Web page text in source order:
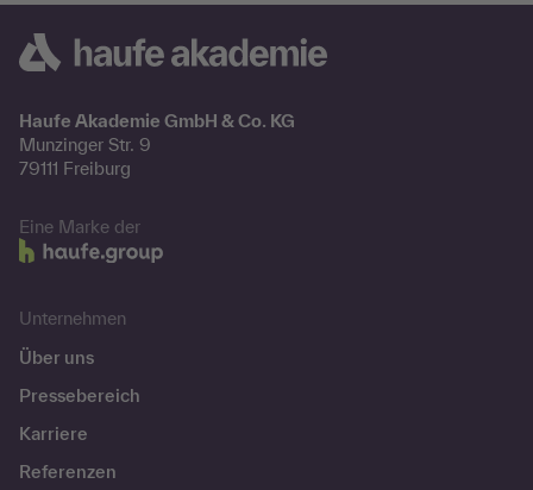
Haufe Akademie GmbH & Co. KG
Munzinger Str. 9
79111 Freiburg
Eine Marke der
Unternehmen
Über uns
Pressebereich
Karriere
Referenzen